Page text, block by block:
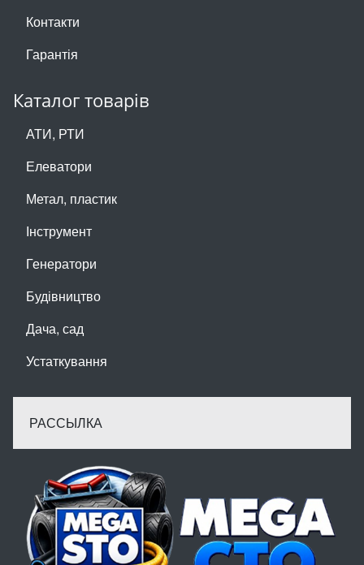
Контакти
Гарантія
Каталог товарів
АТИ, РТИ
Елеватори
Метал, пластик
Інструмент
Генератори
Будівництво
Дача, сад
Устаткування
РАССЫЛКА